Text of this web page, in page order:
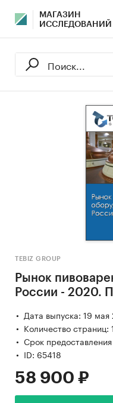
МАГАЗИН
ИССЛЕДОВАНИЙ
TEBIZ GROUP
Рынок
России - 2020.
Дата выпуска: 19
Количество страниц:
Срок
ID: 65418
58 900 ₽